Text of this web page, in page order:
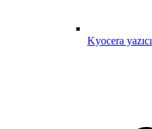
Kyocera yazıcı